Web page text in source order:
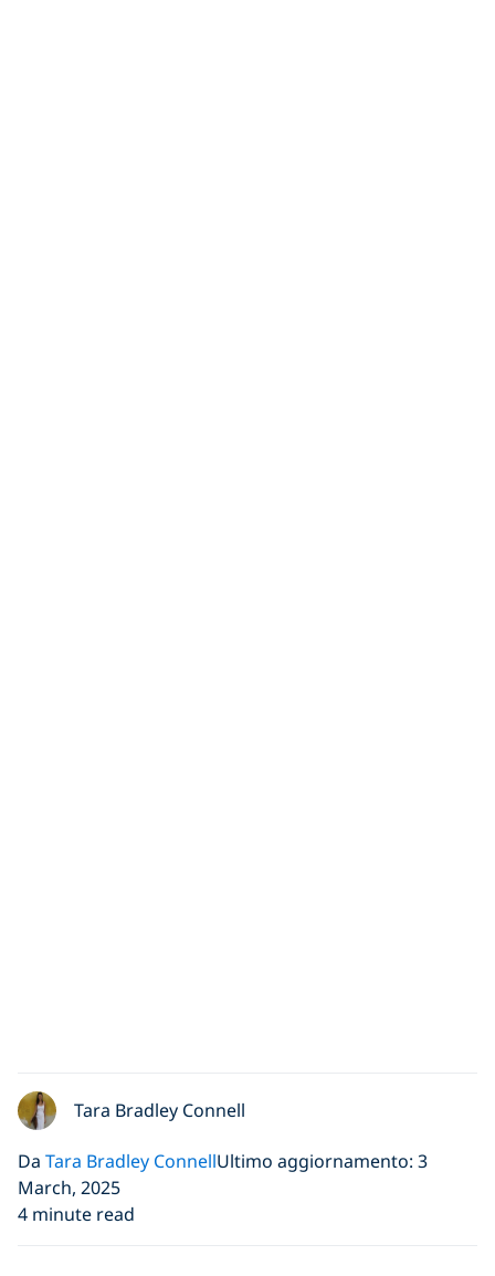
Tara Bradley Connell
Da Tara Bradley ConnellUltimo aggiornamento: 3
March, 2025
4 minute read